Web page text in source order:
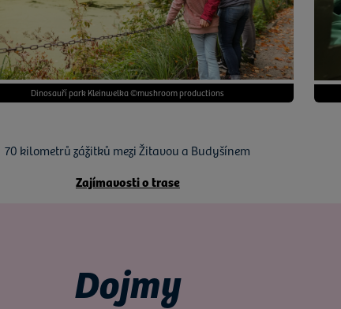
Dinosauří park Kleinwelka ©mushroom productions
70 kilometrů zážitků mezi Žitavou a Budyšínem
Zajímavosti o trase
Dojmy